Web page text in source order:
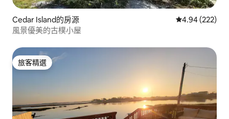
Cedar Island的房源 從 222 則評價
4.94 (222)
風景優美的古樸小屋
旅客精選
旅客精選